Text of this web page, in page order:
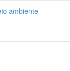
ambiente